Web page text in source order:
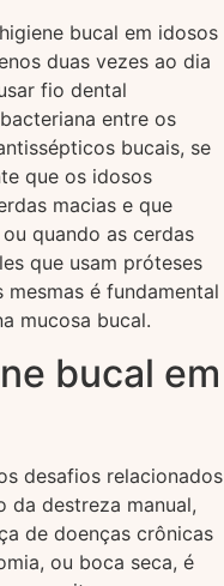
bucal em idosos
duas vezes ao dia
fio dental
entre os
bucais, se
que os idosos
macias e que
quando as cerdas
que usam próteses
é fundamental
mucosa bucal.
bucal em
desafios relacionados
da destreza manual,
de doenças crônicas
ou boca seca, é